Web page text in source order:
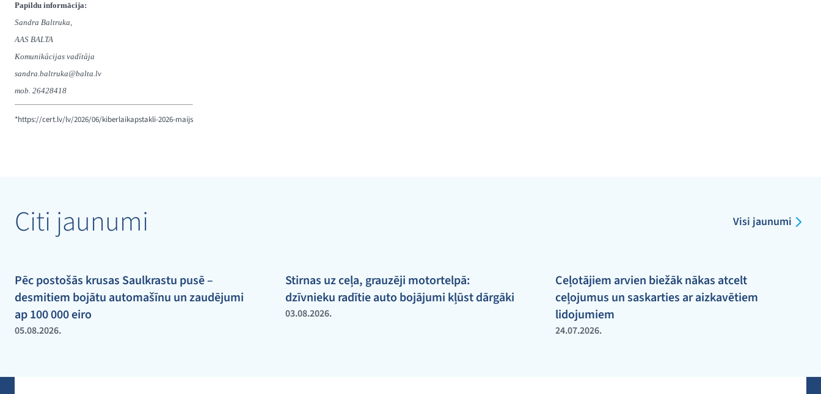
Papildu informācija:
Sandra Baltruka,
AAS BALTA
Komunikācijas vadītāja
sandra.baltruka@balta.lv
mob. 26428418
*https://cert.lv/lv/2026/06/kiberlaikapstakli-2026-maijs
Citi jaunumi Visi jaunumi
Pēc postošās krusas Saulkrastu pusē –
desmitiem bojātu automašīnu un zaudējumi
ap 100 000 eiro
05.08.2026.
Stirnas uz ceļa, grauzēji motortelpā:
dzīvnieku radītie auto bojājumi kļūst dārgāki
03.08.2026.
Ceļotājiem arvien biežāk nākas atcelt
ceļojumus un saskarties ar aizkavētiem
lidojumiem
24.07.2026.